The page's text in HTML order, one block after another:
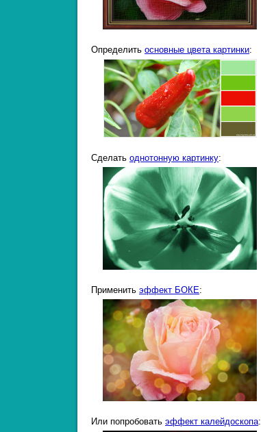
Определить основные цвета картинки:
Сделать однотонную картинку:
Применить эффект БОКЕ:
Или попробовать эффект калейдоскопа: